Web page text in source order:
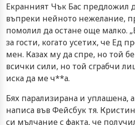
Екранният Чък Бас предложил
въпреки нейното нежелание,
помолил да остане още малко.
за гости, когато усетих, че Ед
мен. Казах му да спре, но той
всички сили, но той сграбчи
иска да ме ч**а.
Бях парализирана и уплашена,
написа във Фейсбук тя.
си мълчание с факта, че